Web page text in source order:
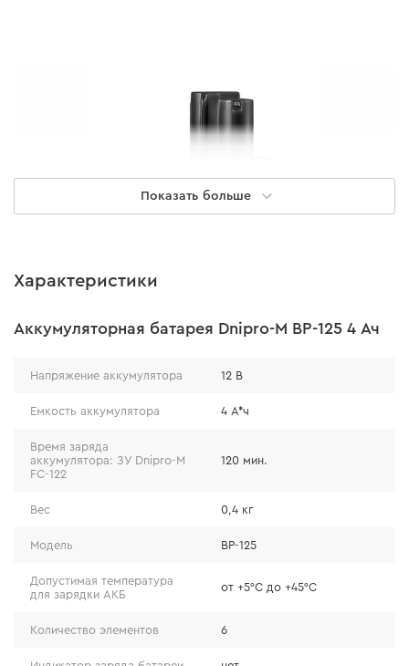
Долгий срок эксплуатации
теряя при этом показателей емкости. Вы сможете
приобретать новую.
Показать больше
Характеристики
Аккумуляторная батарея Dnipro-M BP-125 4 Ач
Напряжение аккумулятора 12 В
Емкость аккумулятора 4 А*ч
Время заряда
аккумулятора: ЗУ Dnipro-M
FC-122
120 мин.
Вес 0,4 кг
Модель BP-125
Допустимая температура
для зарядки АКБ
от +5°С до +45°С
Количество элементов 6